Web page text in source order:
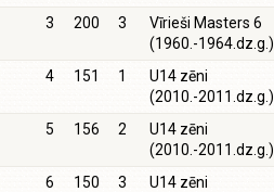
3 200 3
Vīrieši Masters 6
(1960.-1964.dz.g.)
4 151 1
U14 zēni
(2010.-2011.dz.g.)
5 156 2
U14 zēni
(2010.-2011.dz.g.)
6 150 3
U14 zēni